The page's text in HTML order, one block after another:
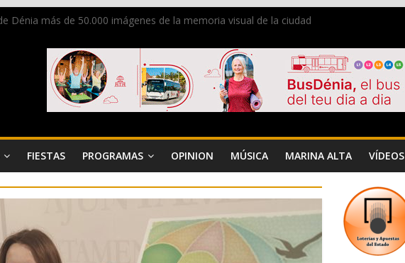
Dénia más de 50.000 imágenes de la memoria visual de la ciudad
grave accidente en la N-332 entre Benissa y Calp
donar sangre en Cruz Roja Dénia
la Segunda Entraeta Festera
FIESTAS PROGRAMAS OPINION MÚSICA MARINA ALTA VÍDEOS